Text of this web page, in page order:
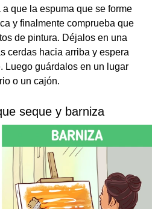
que la espuma que se forme
y finalmente comprueba que
de pintura. Déjalos en una
cerdas hacia arriba y espera
Luego guárdalos en un lugar
o un cajón.
seque y barniza